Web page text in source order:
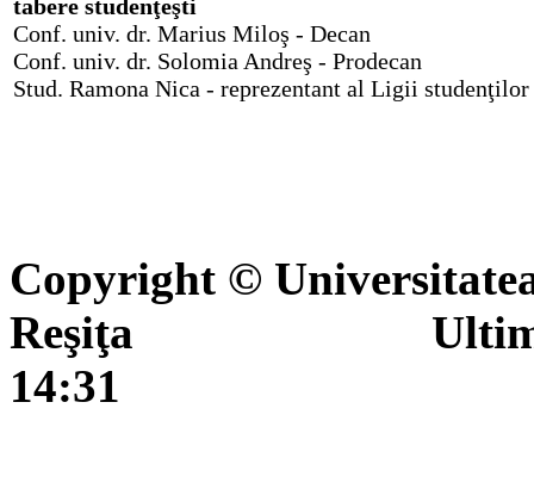
tabere studenţeşti
Conf. univ. dr. Marius Miloş - Decan
Conf. univ. dr. Solomia Andreş - Prodecan
Stud. Ramona Nica - reprezentant al Ligii studenţilor
Copyright ©
Reşiţa Ultima
14:31